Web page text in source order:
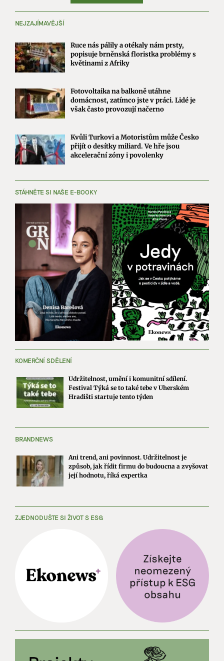
NEJZAJÍMAVĚJŠÍ
Ruce nás pálily a otékaly nám prsty,
popisuje brněnská floristka problémy s
květinami z Afriky
Fotovoltaika na balkoně utáhne
domácnost, zatímco jste v práci. Lidé je
však často provozují načerno
Kvůli Turkovi a Motoristům může Česko
přijít o desítky miliard. Ve hře jsou
akcelerační zóny i povolenky
STÁHNĚTE SI NAŠE E-BOOKY
KOMERČNÍ SDĚLENÍ
Udržitelnost, umění i komunitní sdílení.
Festival Týká se to také tebe v Uherském
Hradišti startuje tento týden
BRANDNEWS
Ani trend, ani povinnost. Udržitelnost je
způsob, jak řídit firmu do budoucna a zvyšovat
její hodnotu, říká expertka
ZJEDNODUŠTE SI ŽIVOT S ESG